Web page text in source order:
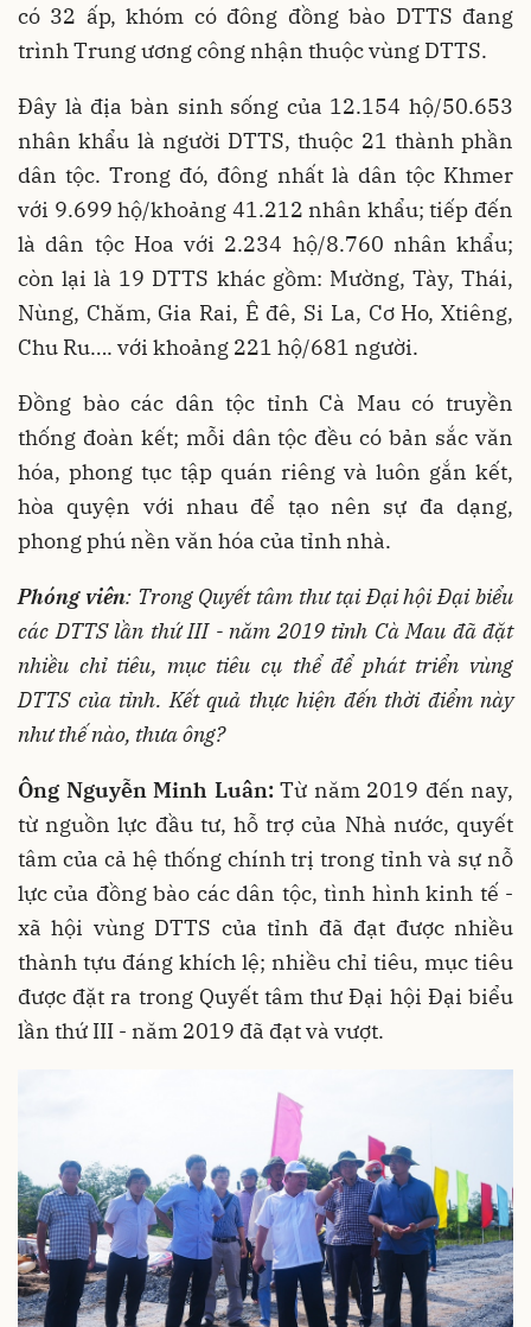
có 32 ấp, khóm có đông đồng bào DTTS đang
trình Trung ương công nhận thuộc vùng DTTS.
Đây là địa bàn sinh sống của 12.154 hộ/50.653
nhân khẩu là người DTTS, thuộc 21 thành phần
dân tộc. Trong đó, đông nhất là dân tộc Khmer
với 9.699 hộ/khoảng 41.212 nhân khẩu; tiếp đến
là dân tộc Hoa với 2.234 hộ/8.760 nhân khẩu;
còn lại là 19 DTTS khác gồm: Mường, Tày, Thái,
Nùng, Chăm, Gia Rai, Ê đê, Si La, Cơ Ho, Xtiêng,
Chu Ru…. với khoảng 221 hộ/681 người.
Đồng bào các dân tộc tỉnh Cà Mau có truyền
thống đoàn kết; mỗi dân tộc đều có bản sắc văn
hóa, phong tục tập quán riêng và luôn gắn kết,
hòa quyện với nhau để tạo nên sự đa dạng,
phong phú nền văn hóa của tỉnh nhà.
Phóng viên: Trong Quyết tâm thư tại Đại hội Đại biểu
các DTTS lần thứ III - năm 2019 tỉnh Cà Mau đã đặt
nhiều chỉ tiêu, mục tiêu cụ thể để phát triển vùng
DTTS của tỉnh. Kết quả thực hiện đến thời điểm này
như thế nào, thưa ông?
Ông Nguyễn Minh Luân: Từ năm 2019 đến nay,
từ nguồn lực đầu tư, hỗ trợ của Nhà nước, quyết
tâm của cả hệ thống chính trị trong tỉnh và sự nỗ
lực của đồng bào các dân tộc, tình hình kinh tế -
xã hội vùng DTTS của tỉnh đã đạt được nhiều
thành tựu đáng khích lệ; nhiều chỉ tiêu, mục tiêu
được đặt ra trong Quyết tâm thư Đại hội Đại biểu
lần thứ III - năm 2019 đã đạt và vượt.